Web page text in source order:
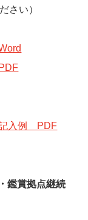
さい）
入例 PDF
鑑賞拠点継続